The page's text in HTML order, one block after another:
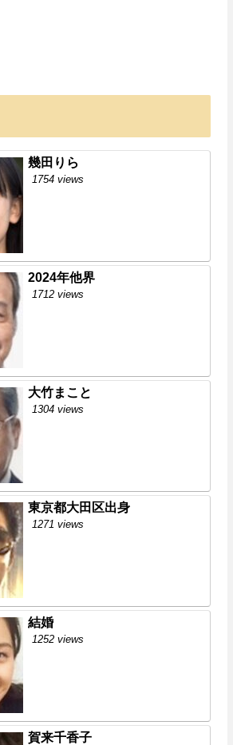
幾田りら
1754 views
2024年他界
1712 views
大竹まこと
1304 views
東京都大田区出身
1271 views
結婚
1252 views
賀来千香子